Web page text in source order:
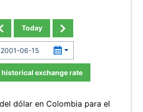
Today
historical exchange rate
dólar en Colombia para el